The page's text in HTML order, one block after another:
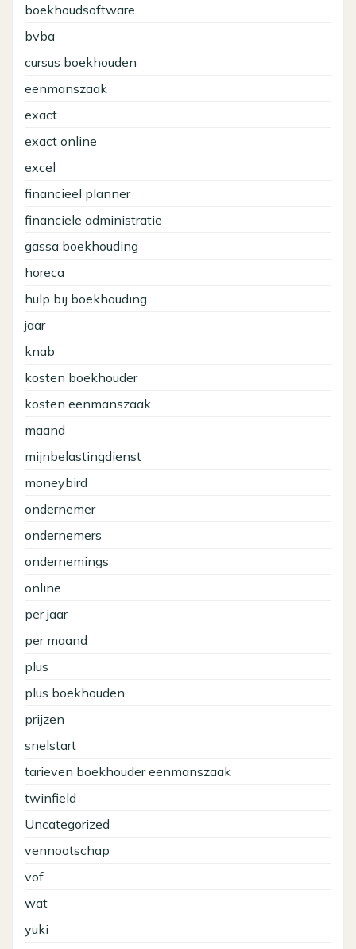
boekhoudsoftware
bvba
cursus boekhouden
eenmanszaak
exact
exact online
excel
financieel planner
financiele administratie
gassa boekhouding
horeca
hulp bij boekhouding
jaar
knab
kosten boekhouder
kosten eenmanszaak
maand
mijnbelastingdienst
moneybird
ondernemer
ondernemers
ondernemings
online
per jaar
per maand
plus
plus boekhouden
prijzen
snelstart
tarieven boekhouder eenmanszaak
twinfield
Uncategorized
vennootschap
vof
wat
yuki